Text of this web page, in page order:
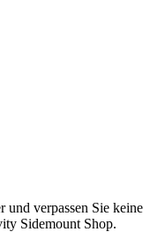
und verpassen Sie keine
Sidemount Shop.